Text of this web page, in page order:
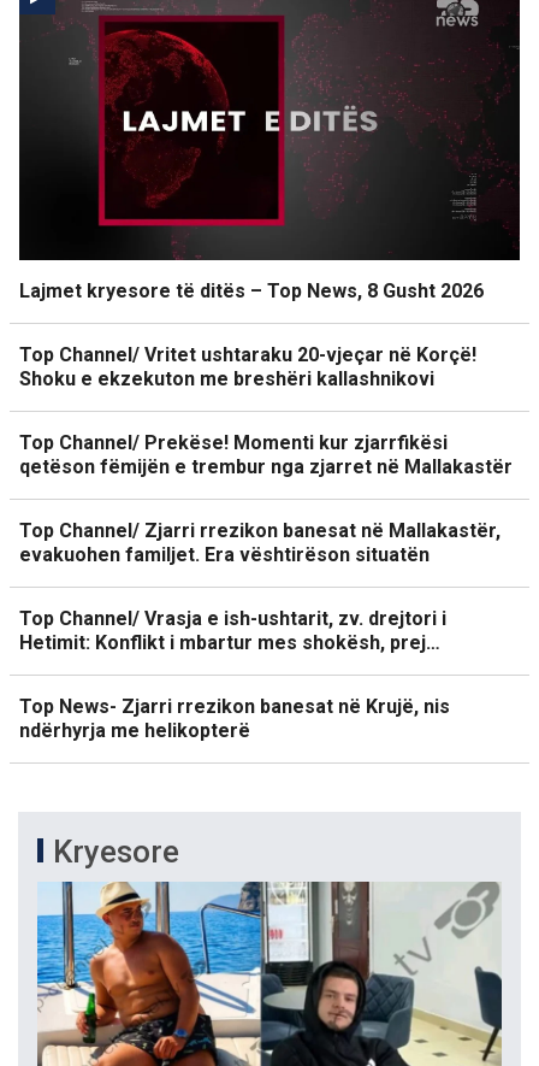
Lajmet kryesore të ditës – Top News, 8 Gusht 2026
Top Channel/ Vritet ushtaraku 20-vjeçar në Korçë!
Shoku e ekzekuton me breshëri kallashnikovi
Top Channel/ Prekëse! Momenti kur zjarrfikësi
qetëson fëmijën e trembur nga zjarret në Mallakastër
Top Channel/ Zjarri rrezikon banesat në Mallakastër,
evakuohen familjet. Era vështirëson situatën
Top Channel/ Vrasja e ish-ushtarit, zv. drejtori i
Hetimit: Konflikt i mbartur mes shokësh, prej…
Top News- Zjarri rrezikon banesat në Krujë, nis
ndërhyrja me helikopterë
Kryesore